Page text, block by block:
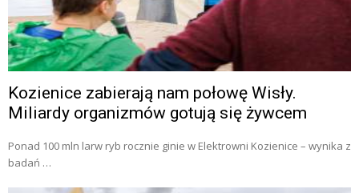
Kozienice zabierają nam połowę Wisły.
Miliardy organizmów gotują się żywcem
Ponad 100 mln larw ryb rocznie ginie w Elektrowni Kozienice – wynika z
badań …